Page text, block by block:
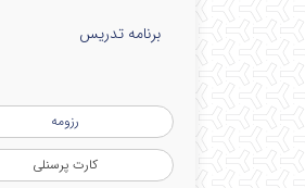
برنامه تدریس
رزومه
کارت پرسنلی